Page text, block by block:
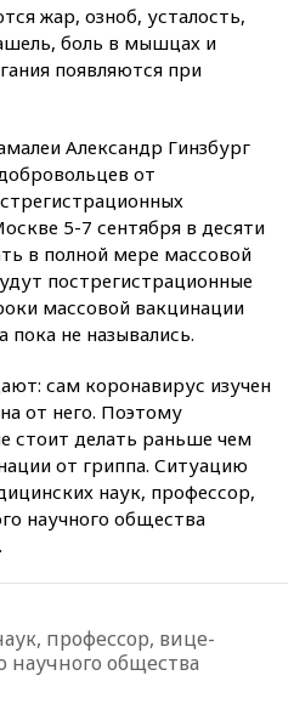
жар, озноб, усталость,
боль в мышцах и
появляются при
Александр Гинзбург
от
5-7 сентября в десяти
в полной мере массовой
пострегистрационные
массовой вакцинации
пока не назывались.
сам коронавирус изучен
от него. Поэтому
стоит делать раньше чем
от гриппа. Ситуацию
наук, профессор,
научного общества
профессор, вице-
научного общества